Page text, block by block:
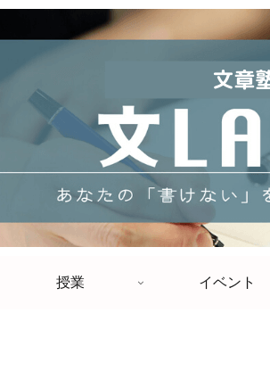
授業 イベント